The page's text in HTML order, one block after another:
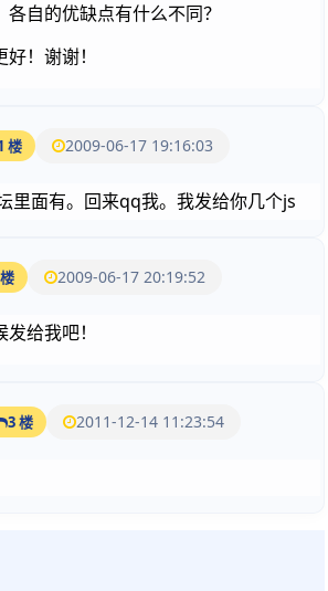
自的优缺点有什么不同？
！谢谢！
楼 2009-06-17 19:16:03
里面有。回来qq我。我发给你几个js
2009-06-17 20:19:52
给我吧！
3 楼 2011-12-14 11:23:54